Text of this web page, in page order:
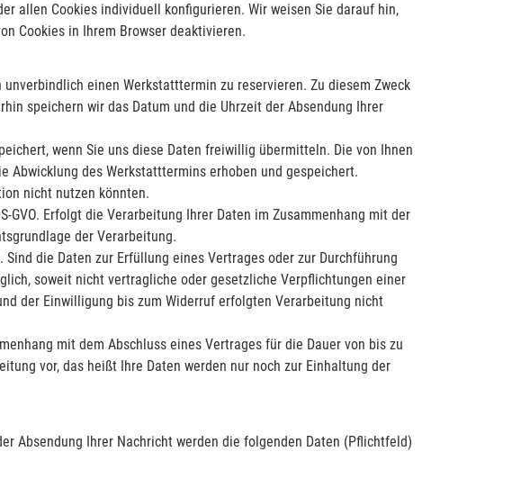
allen Cookies individuell konfigurieren. Wir weisen Sie darauf hin,
Cookies in Ihrem Browser deaktivieren.
einen Werkstatttermin zu reservieren. Zu diesem Zweck
speichern wir das Datum und die Uhrzeit der Absendung Ihrer
wenn Sie uns diese Daten freiwillig übermitteln. Die von Ihnen
Abwicklung des Werkstatttermins erhoben und gespeichert.
nicht nutzen könnten.
Erfolgt die Verarbeitung Ihrer Daten im Zusammenhang mit der
der Verarbeitung.
die Daten zur Erfüllung eines Vertrages oder zur Durchführung
soweit nicht vertragliche oder gesetzliche Verpflichtungen einer
der Einwilligung bis zum Widerruf erfolgten Verarbeitung nicht
mit dem Abschluss eines Vertrages für die Dauer von bis zu
vor, das heißt Ihre Daten werden nur noch zur Einhaltung der
Absendung Ihrer Nachricht werden die folgenden Daten (Pflichtfeld)